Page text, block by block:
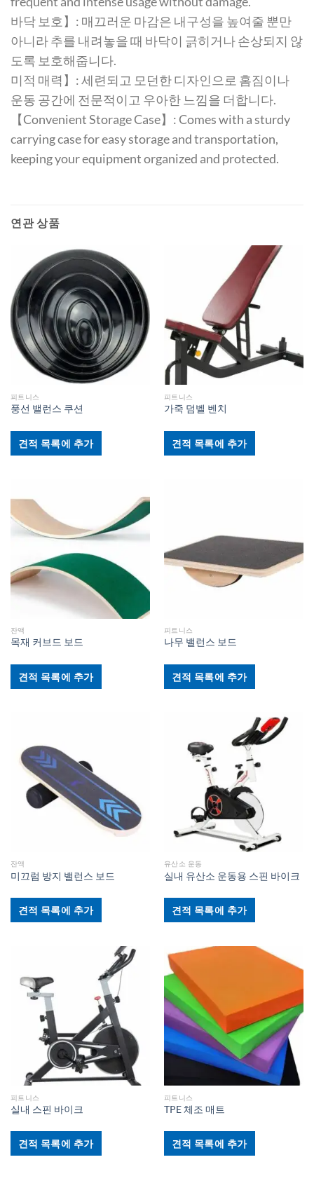
바닥 보호】: 매끄러운 마감은 내구성을 높여줄 뿐만
아니라 추를 내려놓을 때 바닥이 긁히거나 손상되지 않
도록 보호해줍니다.
미적 매력】: 세련되고 모던한 디자인으로 홈짐이나
운동 공간에 전문적이고 우아한 느낌을 더합니다.
【Convenient Storage Case】: Comes with a sturdy
carrying case for easy storage and transportation,
keeping your equipment organized and protected.
연관 상품
피트니스
풍선 밸런스 쿠션
견적 목록에 추가
피트니스
가죽 덤벨 벤치
견적 목록에 추가
잔액
목재 커브드 보드
견적 목록에 추가
피트니스
나무 밸런스 보드
견적 목록에 추가
잔액
미끄럼 방지 밸런스 보드
견적 목록에 추가
유산소 운동
실내 유산소 운동용 스핀 바이크
견적 목록에 추가
피트니스
실내 스핀 바이크
견적 목록에 추가
피트니스
TPE 체조 매트
견적 목록에 추가